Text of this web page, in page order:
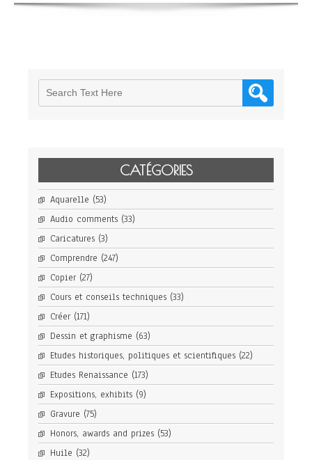
CATÉGORIES
Aquarelle (53)
Audio comments (33)
Caricatures (3)
Comprendre (247)
Copier (27)
Cours et conseils techniques (33)
Créer (171)
Dessin et graphisme (63)
Etudes historiques, politiques et scientifiques (22)
Etudes Renaissance (173)
Expositions, exhibits (9)
Gravure (75)
Honors, awards and prizes (53)
Huile (32)